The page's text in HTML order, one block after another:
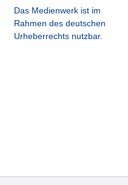
Das Medienwerk ist im
Rahmen des deutschen
Urheberrechts nutzbar.